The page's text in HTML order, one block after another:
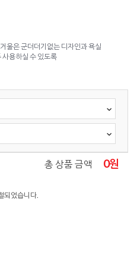
울은 군더더기없는 디자인과 욕실
용하실 수 있도록
총 상품 금액 0원
되었습니다.